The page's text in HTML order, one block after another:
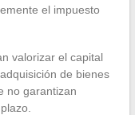
el impuesto
valorizar el capital
de bienes
no garantizan